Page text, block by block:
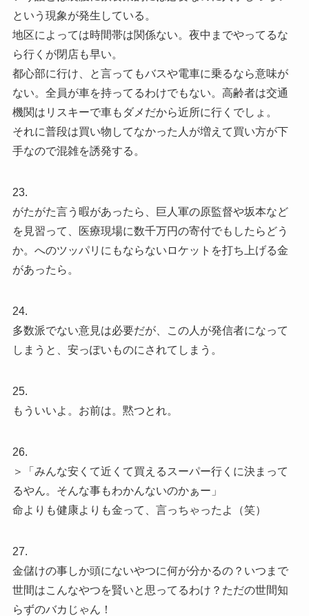
という現象が発生している。
地区によっては時間帯は関係ない。夜中までやってるな
ら行くが閉店も早い。
都心部に行け、と言ってもバスや電車に乗るなら意味が
ない。全員が車を持ってるわけでもない。高齢者は交通
機関はリスキーで車もダメだから近所に行くでしょ。
それに普段は買い物してなかった人が増えて買い方が下
手なので混雑を誘発する。
23.
がたがた言う暇があったら、巨人軍の原監督や坂本など
を見習って、医療現場に数千万円の寄付でもしたらどう
か。へのツッパリにもならないロケットを打ち上げる金
があったら。
24.
多数派でない意見は必要だが、この人が発信者になって
しまうと、安っぽいものにされてしまう。
25.
もういいよ。お前は。黙つとれ。
26.
＞「みんな安くて近くて買えるスーパー行くに決まって
るやん。そんな事もわかんないのかぁー」
命よりも健康よりも金って、言っちゃったよ（笑）
27.
金儲けの事しか頭にないやつに何が分かるの？いつまで
世間はこんなやつを賢いと思ってるわけ？ただの世間知
らずのバカじゃん！